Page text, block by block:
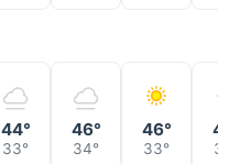
44°
33°
46°
34°
46°
33° 33°